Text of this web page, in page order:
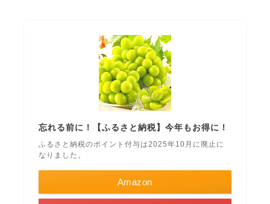
忘れる前に！【ふるさと納税】今年もお得に！
ふるさと納税のポイント付与は2025年10月に廃止に
なりました。
Amazon